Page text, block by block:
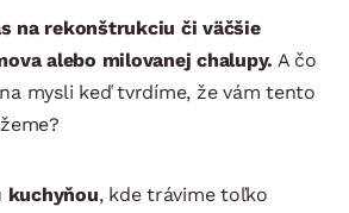
na rekonštrukciu či väčšie
alebo milovanej chalupy. A čo
mysli keď tvrdíme, že vám tento
kuchyňou, kde trávime toľko